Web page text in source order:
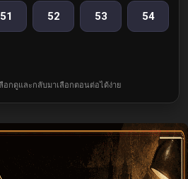
51 52 53 54
อกดูและกลับมาเลือกตอนต่อได้ง่าย